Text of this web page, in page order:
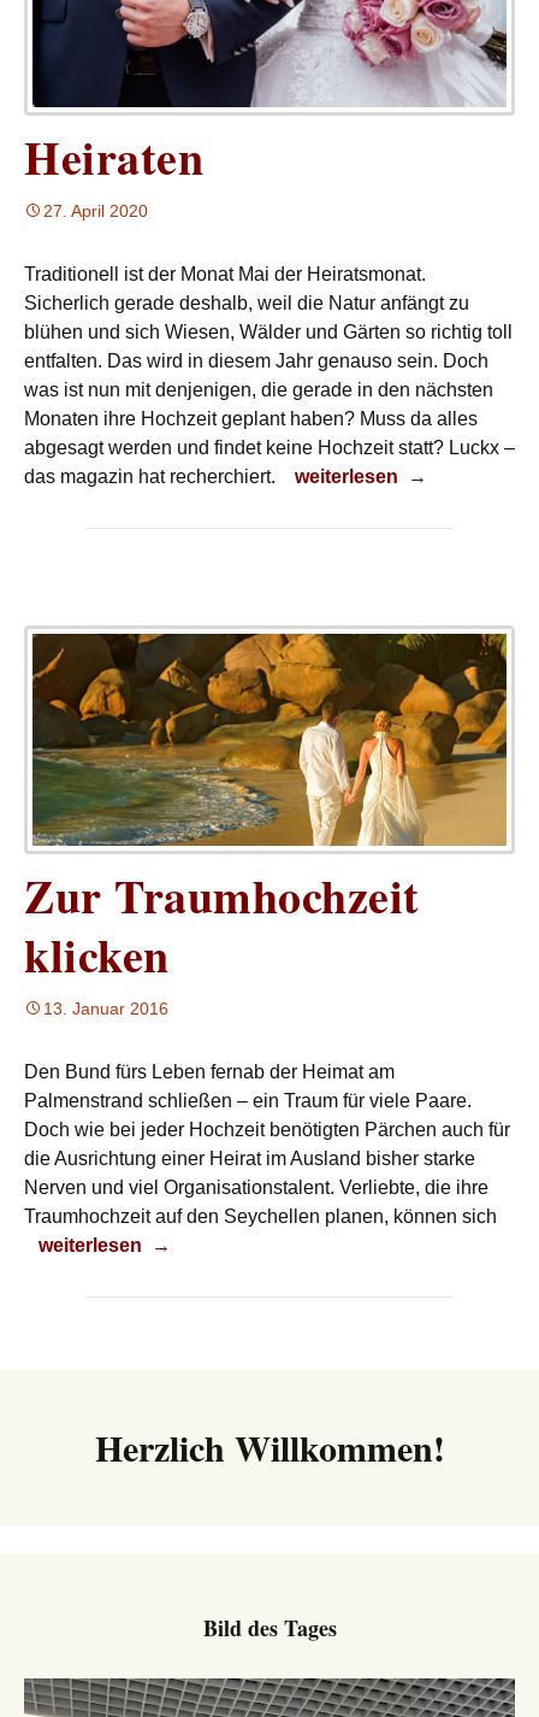
Heiraten
27. April 2020
Traditionell ist der Monat Mai der Heiratsmonat.
Sicherlich gerade deshalb, weil die Natur anfängt zu
blühen und sich Wiesen, Wälder und Gärten so richtig toll
entfalten. Das wird in diesem Jahr genauso sein. Doch
was ist nun mit denjenigen, die gerade in den nächsten
Monaten ihre Hochzeit geplant haben? Muss da alles
abgesagt werden und findet keine Hochzeit statt? Luckx –
das magazin hat recherchiert.
Heiraten
weiterlesen →
Zur Traumhochzeit
klicken
13. Januar 2016
Den Bund fürs Leben fernab der Heimat am
Palmenstrand schließen – ein Traum für viele Paare.
Doch wie bei jeder Hochzeit benötigten Pärchen auch für
die Ausrichtung einer Heirat im Ausland bisher starke
Nerven und viel Organisationstalent. Verliebte, die ihre
Traumhochzeit auf den Seychellen planen, können sich
Zur Traumhochzeit klicken
weiterlesen →
Herzlich Willkommen!
Bild des Tages